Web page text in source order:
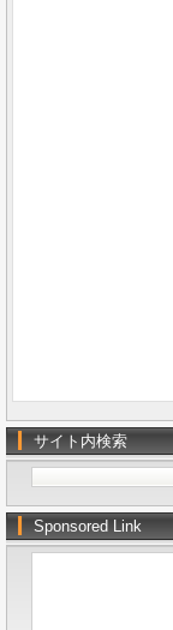
サイト内検索
Sponsored Link